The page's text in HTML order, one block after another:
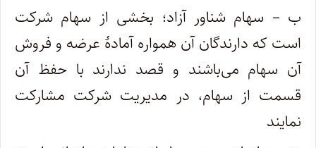
ب – سهام شناور آزاد؛ بخشی از سهام شرکت
است که دارندگان آن همواره آمادۀ عرضه و فروش
آن سهام می‌باشند و قصد ندارند با حفظ آن
قسمت از سهام، در مدیریت شرکت مشارکت
نمایند